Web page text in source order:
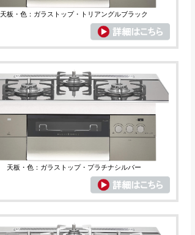
天板・色：ガラストップ・トリアングルブラック
天板・色：ガラストップ・プラチナシルバー